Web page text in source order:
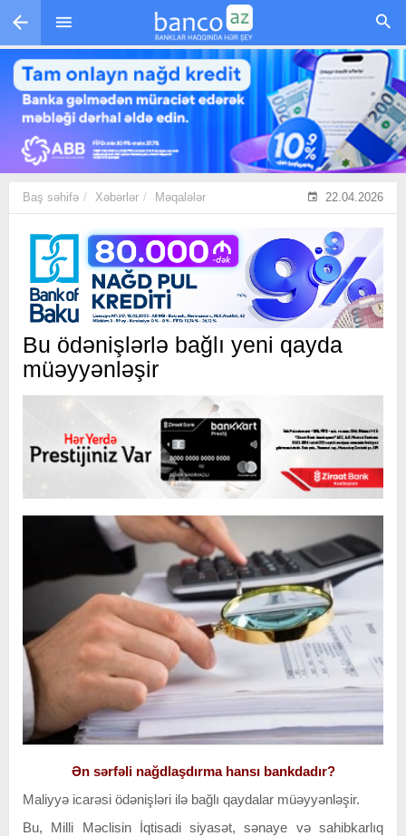
Skip to main content
Baş səhifə Xəbərlər Məqalələr 22.04.2026
Bu ödənişlərlə bağlı yeni qayda
müəyyənləşir
Ən sərfəli nağdlaşdırma hansı bankdadır?
Maliyyə icarəsi ödənişləri ilə bağlı qaydalar müəyyənləşir.
Bu, Milli Məclisin İqtisadi siyasət, sənaye və sahibkarlıq